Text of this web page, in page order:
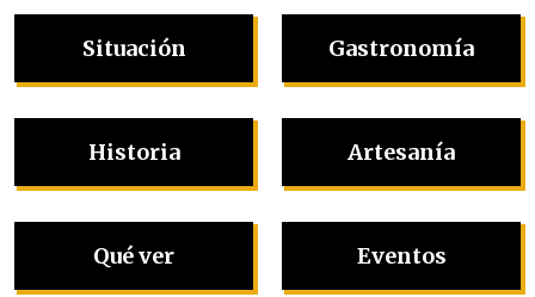
Situación
Historia
Qué ver
Gastronomía
Artesanía
Eventos